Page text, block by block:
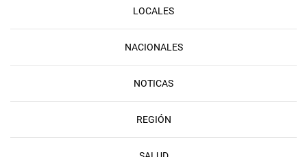
LOCALES
NACIONALES
NOTICAS
REGIÓN